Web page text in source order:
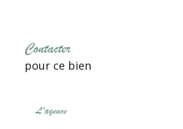
Contacter
pour ce bien
L'agence